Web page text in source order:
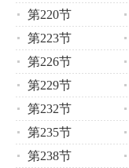
第220节
第223节
第226节
第229节
第232节
第235节
第238节